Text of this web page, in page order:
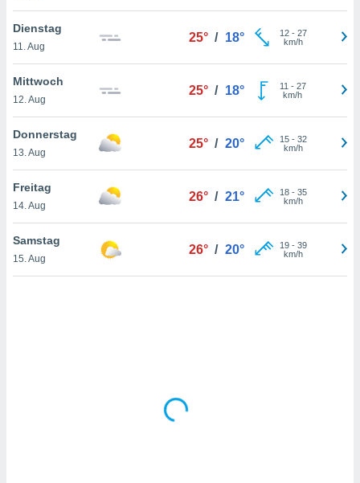
. Sie
jederzeit
Rand
Dienstag
11. Aug
25° / 18° 12- 27
km/h
Mittwoch
12. Aug
25° / 18° 11 - 27
km/h
Donnerstag
13. Aug
25° / 20° 15- 32
km/h
Freitag
14. Aug
26° / 21° 18- 35
km/h
Samstag
15. Aug
26° / 20° 19- 39
km/h